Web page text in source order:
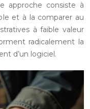
approche consiste à
et à la comparer au
à faible valeur
radicalement la
d’un logiciel.